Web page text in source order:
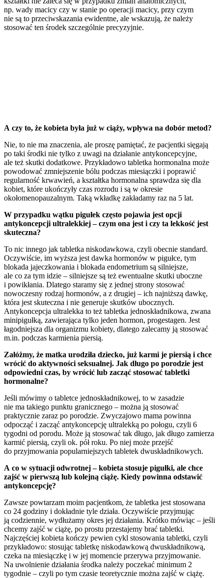
np. wady macicy czy w stanie po operacji macicy, przy czym
nie są to przeciwskazania ewidentne, ale wskazują, że należy
stosować ten środek szczególnie precyzyjnie.
A czy to, że kobieta była już w ciąży, wpływa na dobór metod?
Nie, to nie ma znaczenia, ale proszę pamiętać, że pacjentki sięgają
po taki środki nie tylko z uwagi na działanie antykoncepcyjne,
ale też skutki dodatkowe. Przykładowo tabletka hormonalna może
powodować zmniejszenie bólu podczas miesiączki i poprawić
regularność krwawień, a kształtka hormonalna sprawdza się dla
kobiet, które ukończyły czas rozrodu i są w okresie
okołomenopauzalnym. Taką wkładkę zakładamy raz na 5 lat.
W przypadku wątku pigułek często pojawia jest opcji
antykoncepcji ultralekkiej – czym ona jest i czy ta lekkość jest
skuteczna?
To nic innego jak tabletka niskodawkowa, czyli obecnie standard.
Oczywiście, im wyższa jest dawka hormonów w pigułce, tym
blokada jajeczkowania i blokada endometrium są silniejsze,
ale co za tym idzie – silniejsze są też ewentualne skutki uboczne
i powikłania. Dlatego staramy się z jednej strony stosować
nowoczesny rodzaj hormonów, a z drugiej – ich najniższą dawkę,
która jest skuteczna i nie generuje skutków ubocznych.
Antykoncepcja ultralekka to też tabletka jednoskładnikowa, zwana
minipigułką, zawierająca tylko jeden hormon, progestagen. Jest
łagodniejsza dla organizmu kobiety, dlatego zalecamy ją stosować
m.in. podczas karmienia piersią.
Załóżmy, że matka urodziła dziecko, już karmi je piersią i chce
wrócić do aktywności seksualnej. Jak długo po porodzie jest
odpowiedni czas, by wrócić lub zacząć stosować tabletki
hormonalne?
Jeśli mówimy o tabletce jednoskładnikowej, to w zasadzie
nie ma takiego punktu granicznego – można ją stosować
praktycznie zaraz po porodzie. Zwyczajowo mama powinna
odpocząć i zacząć antykoncepcję ultralekką po połogu, czyli 6
tygodni od porodu. Może ją stosować tak długo, jak długo zamierza
karmić piersią, czyli ok. pół roku. Po niej może przejść
do przyjmowania popularniejszych tabletek dwuskładnikowych.
A co w sytuacji odwrotnej – kobieta stosuje pigułki, ale chce
zajść w pierwszą lub kolejną ciążę. Kiedy powinna odstawić
antykoncepcję?
Zawsze powtarzam moim pacjentkom, że tabletka jest stosowana
co 24 godziny i dokładnie tyle działa. Oczywiście przyjmując
ją codziennie, wydłużamy okres jej działania. Krótko mówiąc – jeśli
chcemy zajść w ciążę, po prostu przestajemy brać tabletki.
Najczęściej kobieta kończy pewien cykl stosowania tabletki, czyli
przykładowo: stosując tabletkę niskodawkową dwuskładnikową,
czeka na miesiączkę i w jej momencie przerywa przyjmowanie.
Na uwolnienie działania środka należy poczekać minimum 2
tygodnie – czyli po tym czasie teoretycznie można zajść w ciążę.